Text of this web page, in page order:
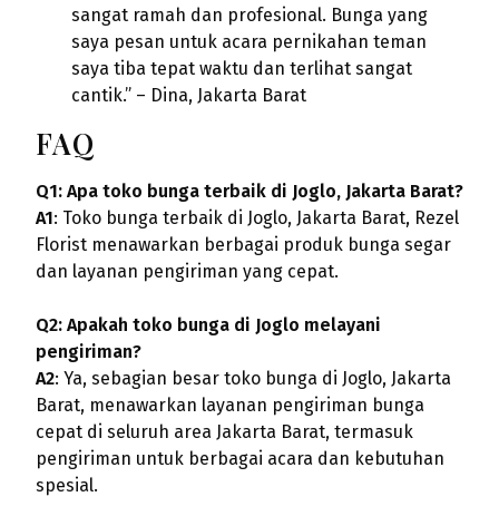
sangat ramah dan profesional. Bunga yang
saya pesan untuk acara pernikahan teman
saya tiba tepat waktu dan terlihat sangat
cantik.” – Dina, Jakarta Barat
FAQ
Q1: Apa toko bunga terbaik di Joglo, Jakarta Barat?
A1: Toko bunga terbaik di Joglo, Jakarta Barat, Rezel
Florist menawarkan berbagai produk bunga segar
dan layanan pengiriman yang cepat.
Q2: Apakah toko bunga di Joglo melayani
pengiriman?
A2: Ya, sebagian besar toko bunga di Joglo, Jakarta
Barat, menawarkan layanan pengiriman bunga
cepat di seluruh area Jakarta Barat, termasuk
pengiriman untuk berbagai acara dan kebutuhan
spesial.